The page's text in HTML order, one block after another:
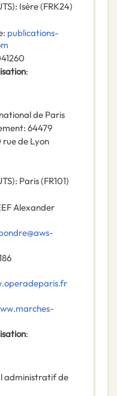
: Isère(FRK24)
: publications-
:
de Paris
: 64479
rue de Lyon
: Paris(FR101)
Alexander
:
administratif de